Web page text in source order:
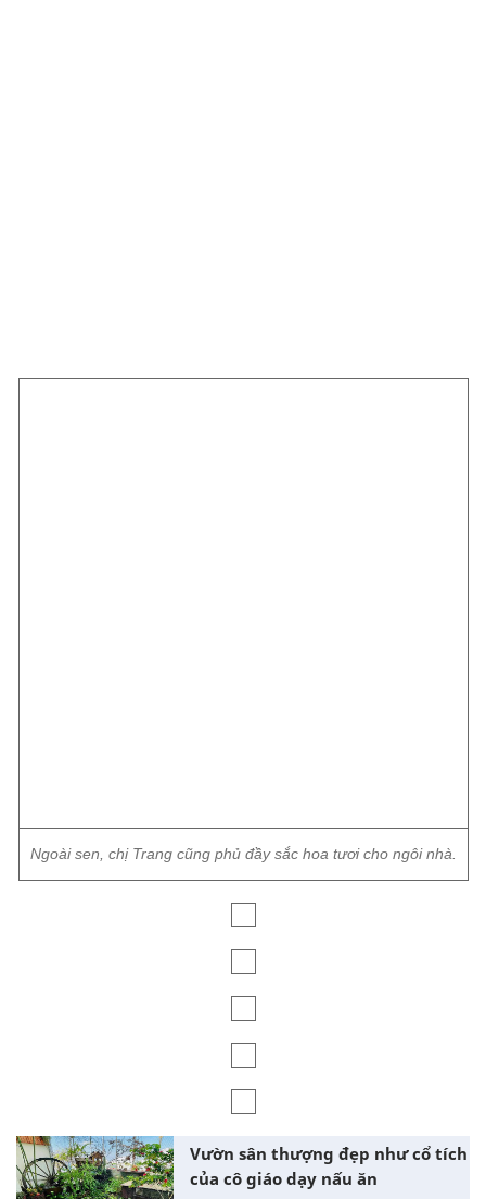
Ngoài sen, chị Trang cũng phủ đầy sắc hoa tươi cho ngôi nhà.
Vườn sân thượng đẹp như cổ tích
của cô giáo dạy nấu ăn